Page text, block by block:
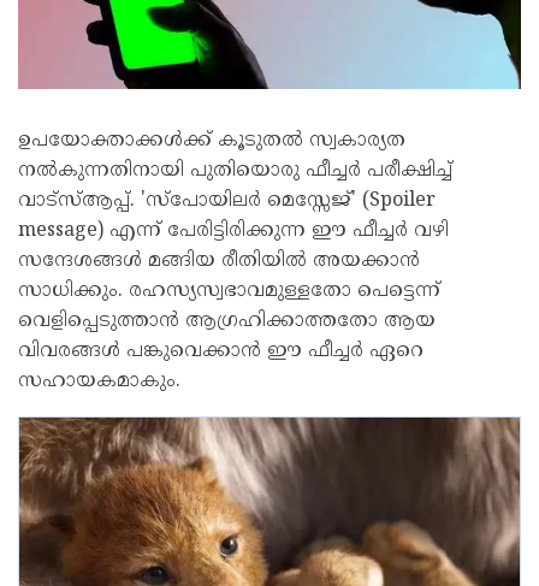
ഉപയോക്താക്കൾക്ക് കൂടുതൽ സ്വകാര്യത
നൽകുന്നതിനായി പുതിയൊരു ഫീച്ചർ പരീക്ഷിച്ച്
വാട്സ്ആപ്പ്. 'സ്പോയിലർ മെസ്സേജ്' (Spoiler
message) എന്ന് പേരിട്ടിരിക്കുന്ന ഈ ഫീച്ചർ വഴി
സന്ദേശങ്ങൾ മങ്ങിയ രീതിയിൽ അയക്കാൻ
സാധിക്കും. രഹസ്യസ്വഭാവമുള്ളതോ പെട്ടെന്ന്
വെളിപ്പെടുത്താൻ ആഗ്രഹിക്കാത്തതോ ആയ
വിവരങ്ങൾ പങ്കുവെക്കാൻ ഈ ഫീച്ചർ ഏറെ
സഹായകമാകും.